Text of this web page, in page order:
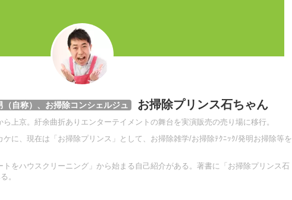
自称）、お掃除コンシェルジュ お掃除プリンス石ちゃん
上京。紆余曲折ありエンターテイメントの舞台を実演販売の売り場に移行。
に、現在は「お掃除プリンス」として、お掃除雑学/お掃除ﾃｸﾆｯｸ/発明お掃除等を
トをハウスクリーニング」から始まる自己紹介がある。著書に「お掃除プリンス石
。